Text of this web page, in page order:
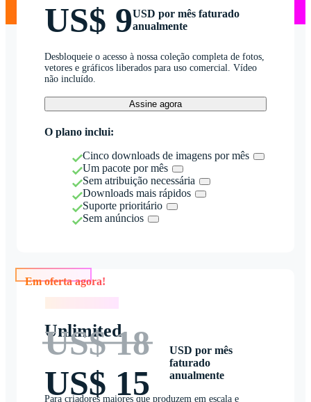
US$ 9USD por mês faturado
anualmente
Desbloqueie o acesso à nossa coleção completa de fotos,
vetores e gráficos liberados para uso comercial. Vídeo
não incluído.
Assine agora
O plano inclui:
Cinco downloads de imagens por mês
Um pacote por mês
Sem atribuição necessária
Downloads mais rápidos
Suporte prioritário
Sem anúncios
Unlimited
US$ 18
US$ 15
USD por mês
faturado
anualmente
Para criadores maiores que produzem em escala e